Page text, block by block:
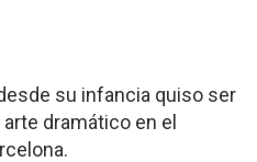
su infancia quiso ser
dramático en el